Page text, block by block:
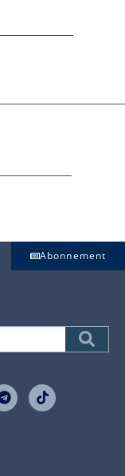
Abonnement